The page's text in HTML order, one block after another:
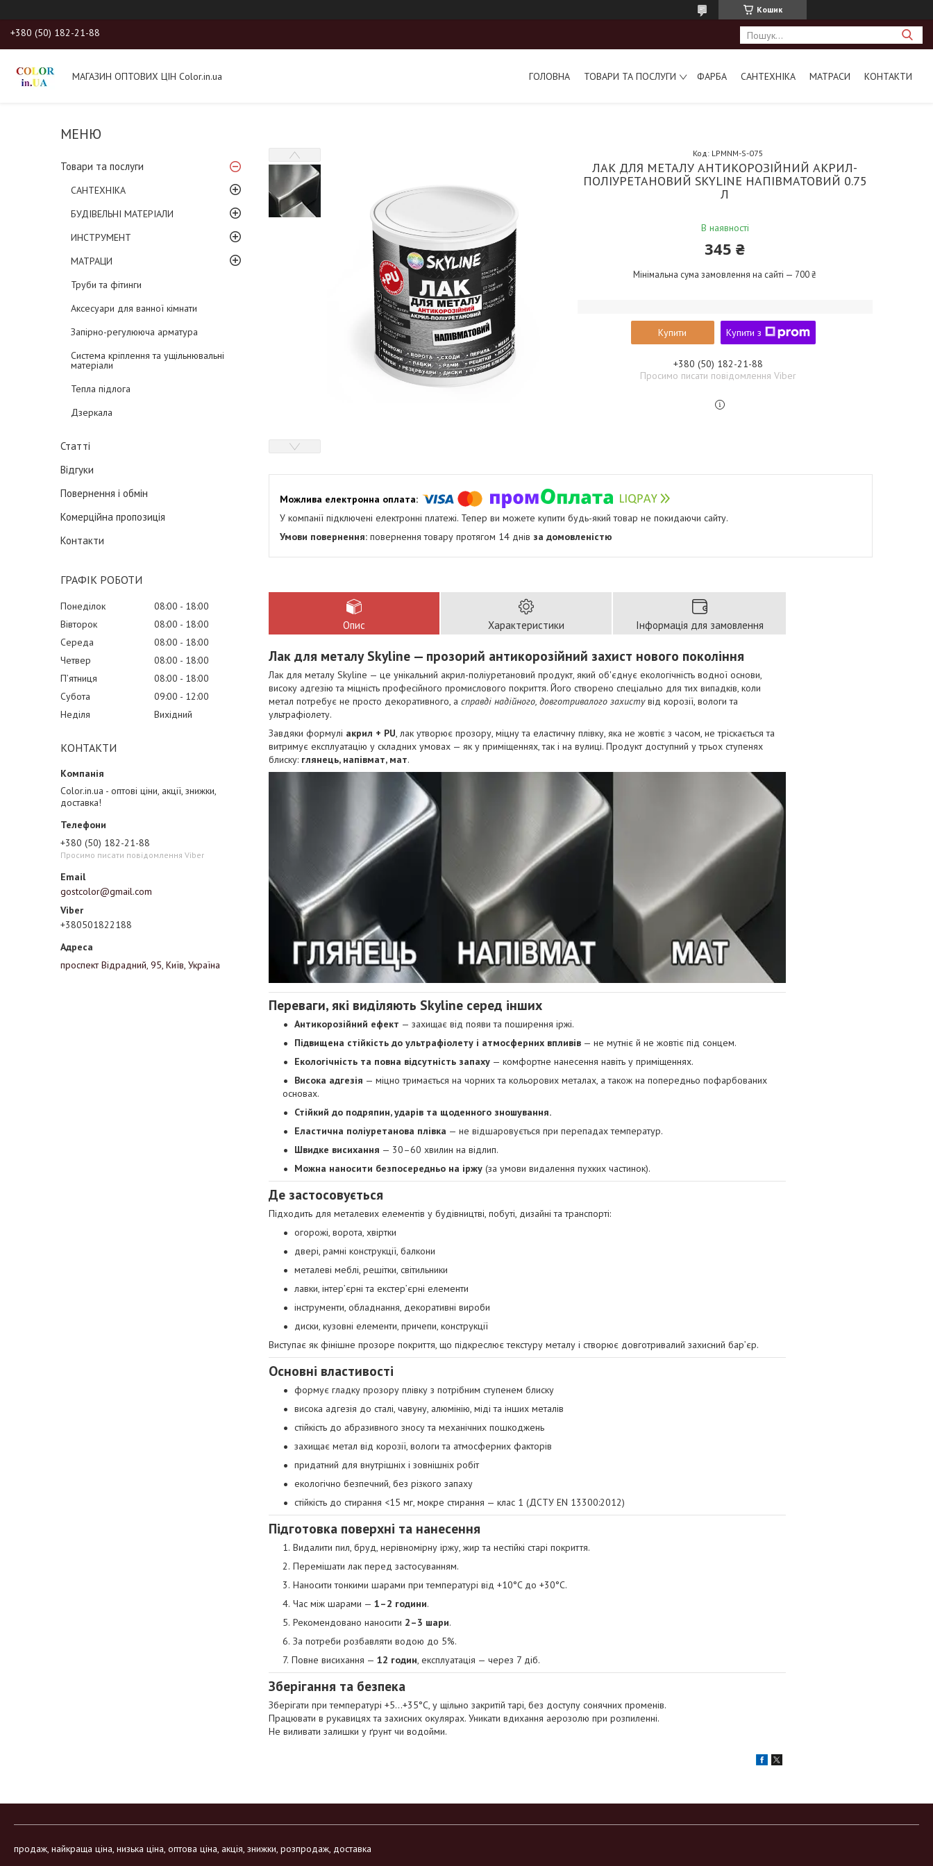
Кошик
+380 (50) 182-21-88
МАГАЗИН ОПТОВИХ ЦІН Color.in.ua ГОЛОВНА ТОВАРИ ТА ПОСЛУГИ ФАРБА САНТЕХНІКА МАТРАСИ КОНТАКТИ
Товари та послуги
САНТЕХНІКА
БУДІВЕЛЬНІ МАТЕРІАЛИ
ИНСТРУМЕНТ
МАТРАЦИ
Труби та фітинги
Аксесуари для ванної кімнати
Запірно-регулююча арматура
Система кріплення та ущільнювальні
матеріали
Тепла підлога
Дзеркала
Статті
Відгуки
Повернення і обмін
Комерційна пропозиція
Контакти
ГРАФІК РОБОТИ
Понеділок 08:00
18:00
Вівторок
08:00
18:00
Середа
08:00
18:00
Четвер
08:00
18:00
Пʼятниця
08:00
18:00
Субота
09:00
12:00
Неділя
Вихідний
КОНТАКТИ
Color.in.ua - оптові ціни, акції, знижки,
доставка!
+380 (50) 182-21-88
Просимо писати повідомлення Viber
gostcolor@gmail.com
+380501822188
проспект Відрадний, 95, Київ, Україна
ЛАК ДЛЯ МЕТАЛУ АНТИКОРОЗІЙНИЙ АКРИЛ-
ПОЛІУРЕТАНОВИЙ SKYLINE НАПІВМАТОВИЙ 0.75
Л
В наявності
Код: LPMNM-S-075
345 ₴
Мінімальна сума замовлення на сайті — 700 ₴
Купити Купити з
+380 (50) 182-21-88
Просимо писати повідомлення Viber
У компанії підключені електронні платежі. Тепер ви можете купити будь-який товар не покидаючи сайту.
повернення товару протягом 14 днів за домовленістю
Опис Характеристики Інформація для замовлення
Лак для металу Skyline — прозорий антикорозійний захист нового покоління
Лак для металу Skyline — це унікальний акрил-поліуретановий продукт, який об'єднує екологічність водної основи,
високу адгезію та міцність професійного промислового покриття. Його створено спеціально для тих випадків, коли
метал потребує не просто декоративного, а справді надійного, довготривалого захистувід корозії, вологи та
ультрафіолету.
Завдяки формулі акрил + PU , лак утворює прозору, міцну та еластичну плівку, яка не жовтіє з часом, не тріскається та
витримує експлуатацію у складних умовах — як у приміщеннях, так і на вулиці. Продукт доступний у трьох ступенях
блиску: глянець, напівмат, мат.
Переваги, які виділяють Skyline серед інших
Антикорозійний ефект — захищає від появи та поширення іржі.
Підвищена стійкість до ультрафіолету і атмосферних впливів — не мутніє й не жовтіє під сонцем.
Екологічність та повна відсутність запаху — комфортне нанесення навіть у приміщеннях.
Висока адгезія — міцно тримається на чорних та кольорових металах, а також на попередньо пофарбованих
основах.
Стійкий до подряпин, ударів та щоденного зношування.
Еластична поліуретанова плівка — не відшаровується при перепадах температур.
Швидке висихання — 30–60 хвилин на відлип.
Можна наносити безпосередньо на іржу (за умови видалення пухких частинок).
Де застосовується
Підходить для металевих елементів у будівництві, побуті, дизайні та транспорті:
огорожі, ворота, хвіртки
двері, рамні конструкції, балкони
металеві меблі, решітки, світильники
лавки, інтер’єрні та екстер’єрні елементи
інструменти, обладнання, декоративні вироби
диски, кузовні елементи, причепи, конструкції
Виступає як фінішне прозоре покриття, що підкреслює текстуру металу і створює довготривалий захисний бар’єр.
Основні властивості
формує гладку прозору плівку з потрібним ступенем блиску
висока адгезія до сталі, чавуну, алюмінію, міді та інших металів
стійкість до абразивного зносу та механічних пошкоджень
захищає метал від корозії, вологи та атмосферних факторів
придатний для внутрішніх і зовнішніх робіт
екологічно безпечний, без різкого запаху
стійкість до стирання <15 мг, мокре стирання — клас 1 (ДСТУ EN 13300:2012)
Підготовка поверхні та нанесення
Видалити пил, бруд, нерівномірну іржу, жир та нестійкі старі покриття.
Перемішати лак перед застосуванням.
Наносити тонкими шарами при температурі від +10°C до +30°C.
Час між шарами — 1–2 години.
Рекомендовано наносити 2–3 шари.
За потреби розбавляти водою до 5%.
Повне висихання — 12 годин, експлуатація — через 7 діб.
Зберігання та безпека
Зберігати при температурі +5…+35°C, у щільно закритій тарі, без доступу сонячних променів.
Працювати в рукавицях та захисних окулярах. Уникати вдихання аерозолю при розпиленні.
Не виливати залишки у ґрунт чи водойми.
продаж, найкраща ціна, низька ціна, оптова ціна, акція, знижки, розпродаж, доставка